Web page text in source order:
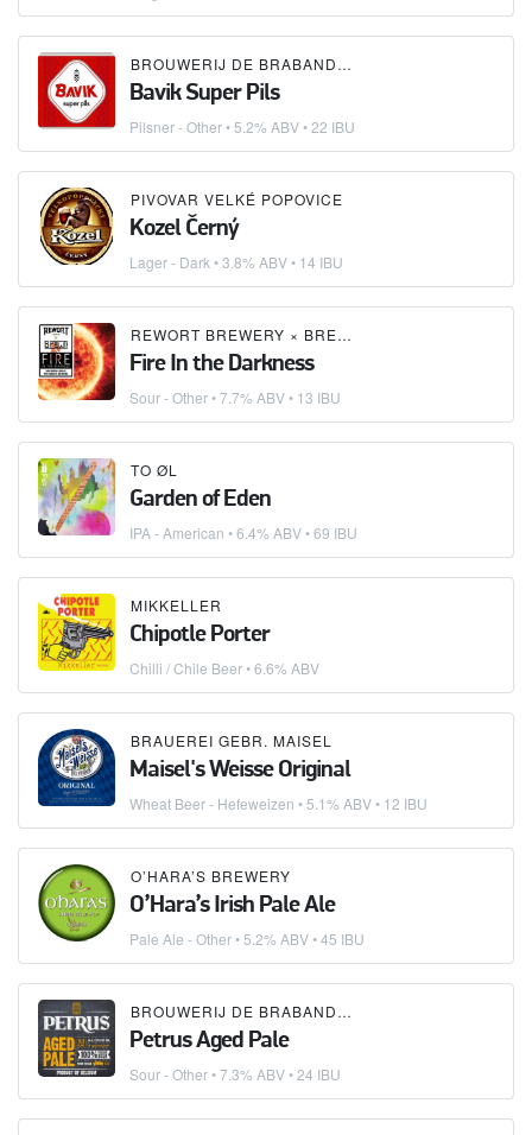
BROUWERIJ DE BRABANDERE
Bavik Super Pils
Pilsner - Other• 5.2% ABV • 22 IBU
PIVOVAR VELKÉ POPOVICE
Kozel Černý
Lager - Dark • 3.8% ABV • 14 IBU
REWORT BREWERY × BREWT!
Fire In the Darkness
Sour - Other• 7.7% ABV • 13 IBU
TO ØL
Garden of Eden
IPA - American • 6.4% ABV • 69 IBU
MIKKELLER
Chipotle Porter
Chilli / Chile Beer• 6.6% ABV
BRAUEREI GEBR. MAISEL
Maisel's Weisse Original
Wheat Beer - Hefeweizen • 5.1% ABV • 12 IBU
O’HARA’S BREWERY
O’Hara’s Irish Pale Ale
Pale Ale - Other• 5.2% ABV • 45 IBU
BROUWERIJ DE BRABANDERE
Petrus Aged Pale
Sour - Other• 7.3% ABV • 24 IBU